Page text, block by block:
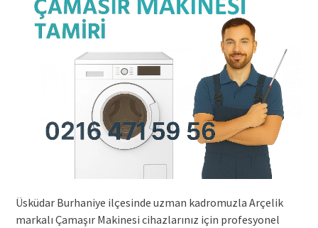
Üsküdar Burhaniye ilçesinde uzman kadromuzla Arçelik
markalı Çamaşır Makinesi cihazlarınız için profesyonel